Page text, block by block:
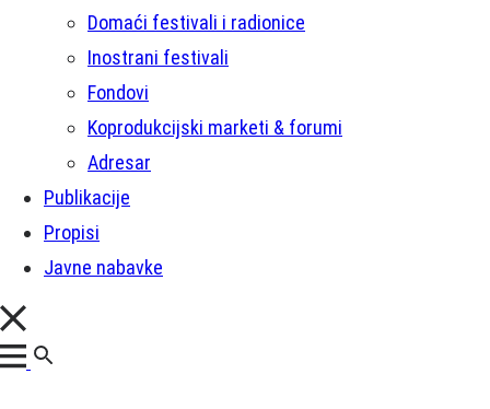
Domaći festivali i radionice
Inostrani festivali
Fondovi
Koprodukcijski marketi & forumi
Adresar
Publikacije
Propisi
Javne nabavke